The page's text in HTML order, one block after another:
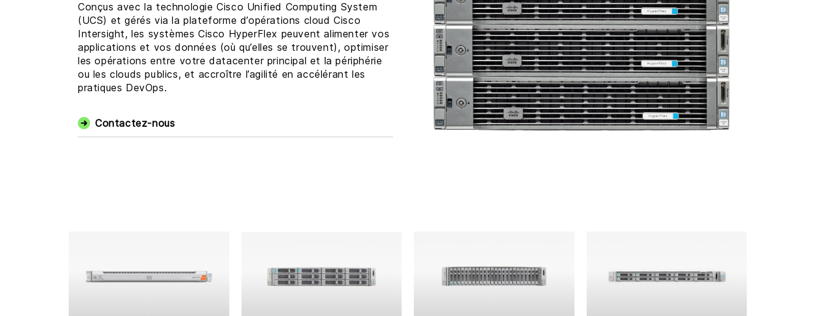
Conçus avec la technologie Cisco Unified Computing System
(UCS) et gérés via la plateforme d’opérations cloud Cisco
Intersight, les systèmes Cisco HyperFlex peuvent alimenter vos
applications et vos données (où qu’elles se trouvent), optimiser
les opérations entre votre datacenter principal et la périphérie
ou les clouds publics, et accroître l’agilité en accélérant les
pratiques DevOps.
Contactez-nous